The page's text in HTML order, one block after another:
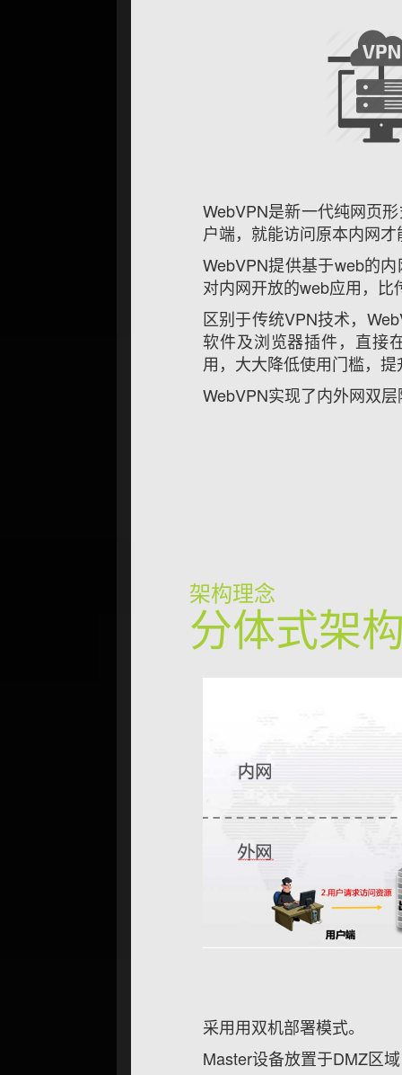
WebVPN是新一代纯网页
户端，就能访问原本内网
WebVPN提供基于web的
对内网开放的web应用，
区别于传统VPN技术，
软件及浏览器插件，直接
用，大大降低使用门槛，
WebVPN实现了内外网双
架构理念
分体式架
采⽤用双机部署模式。
Master设备放置于DMZ区